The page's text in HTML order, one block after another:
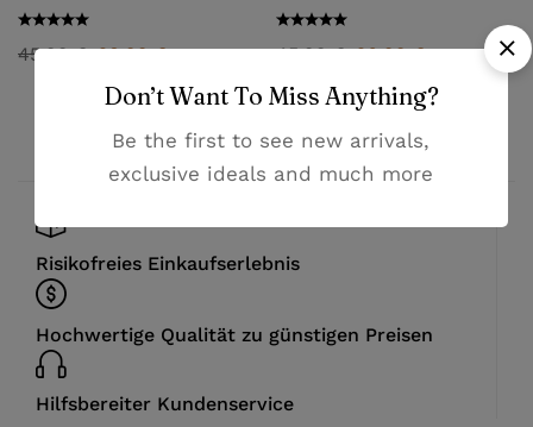
45,99€ 28,99€ 45,99€ 26,99€
Risikofreies Einkaufserlebnis
Hochwertige Qualität zu günstigen Preisen
Hilfsbereiter Kundenservice
Don’t Want To Miss Anything?
Be the first to see new arrivals,
exclusive ideals and much more